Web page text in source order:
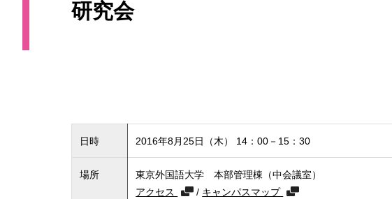
研究会
日時 2016年8月25日（木） 14：00－15：30
場所
東京外国語大学 本部管理棟（中会議室）
アクセス
/ キャンパスマップ